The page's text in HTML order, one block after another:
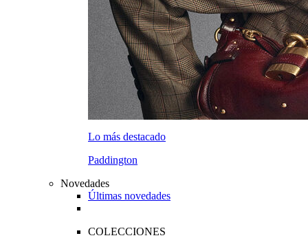
Lo más destacado
Paddington
Novedades
Últimas novedades
COLECCIONES